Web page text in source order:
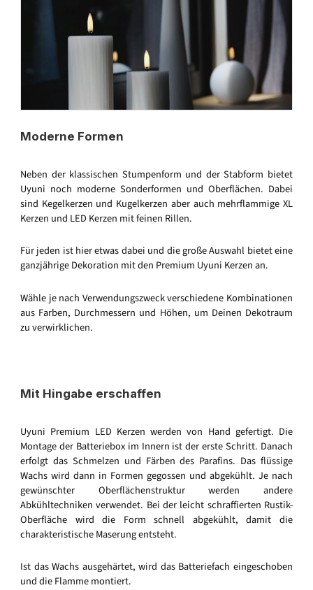
Moderne Formen
Neben der klassischen Stumpenform und der Stabform bietet
Uyuni noch moderne Sonderformen und Oberflächen. Dabei
sind Kegelkerzen und Kugelkerzen aber auch mehrflammige XL
Kerzen und LED Kerzen mit feinen Rillen.
Für jeden ist hier etwas dabei und die große Auswahl bietet eine
ganzjährige Dekoration mit den Premium Uyuni Kerzen an.
Wähle je nach Verwendungszweck verschiedene Kombinationen
aus Farben, Durchmessern und Höhen, um Deinen Dekotraum
zu verwirklichen.
Mit Hingabe erschaffen
Uyuni Premium LED Kerzen werden von Hand gefertigt. Die
Montage der Batteriebox im Innern ist der erste Schritt. Danach
erfolgt das Schmelzen und Färben des Parafins. Das flüssige
Wachs wird dann in Formen gegossen und abgekühlt. Je nach
gewünschter Oberflächenstruktur werden andere
Abkühltechniken verwendet. Bei der leicht schraffierten Rustik-
Oberfläche wird die Form schnell abgekühlt, damit die
charakteristische Maserung entsteht.
Ist das Wachs ausgehärtet, wird das Batteriefach eingeschoben
und die Flamme montiert.